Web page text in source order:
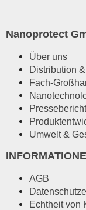
Nanoprotect
Über uns
Distribution
Fach-
Umwelt &
AGB
Echtheit von